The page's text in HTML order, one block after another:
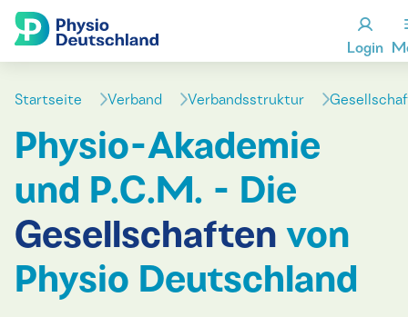
Login
Startseite Verband Verbandsstruktur
Physio-Akademie
und P.C.M. - Die
Gesellschaften von
Physio Deutschland